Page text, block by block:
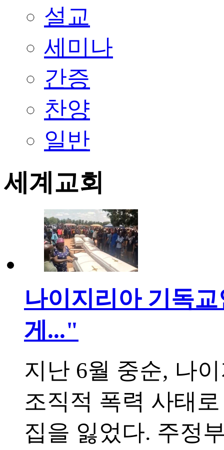
설교
세미나
간증
찬양
일반
세계교회
나이지리아 기독
게..."
지난 6월 중순, 나
조직적 폭력 사태
집을 잃었다. 주정